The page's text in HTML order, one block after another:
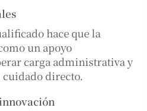
hace que la
un apoyo
carga administrativa y
directo.